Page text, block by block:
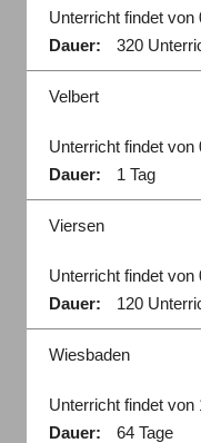
Unterricht findet von
Dauer:
320
Velbert
Unterricht findet von
Dauer:
1 Tag
Viersen
Unterricht findet von
Dauer:
120
Wiesbaden
Unterricht findet von
Dauer:
64 Tage